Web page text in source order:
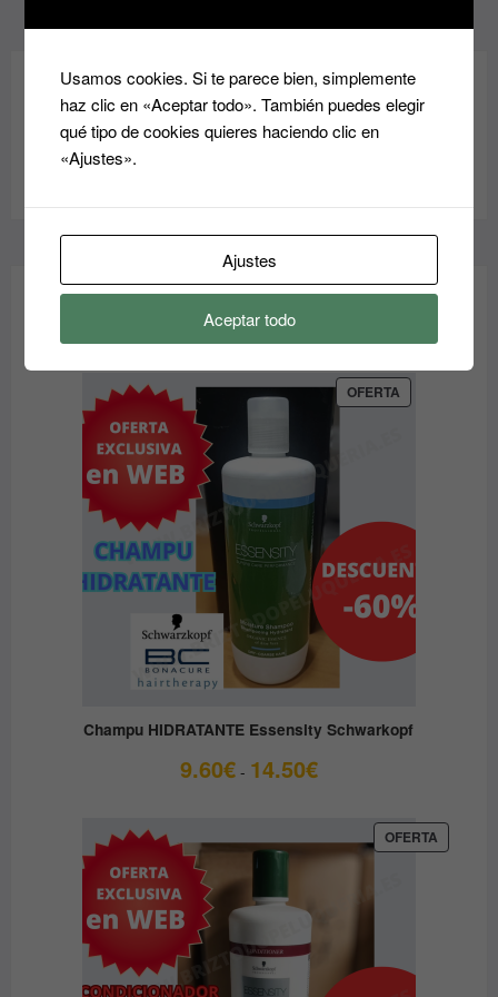
MARCAS
OFERTAS - OUTLET
OFERTAPRODUCTO
EN
Champu HIDRATANTE Essensity Schwarkopf
9.60€ - 14.50€Rango
9.60€
OFERTA
EN
Usamos cookies. Si te parece bien, simplemente
haz clic en «Aceptar todo». También puedes elegir
qué tipo de cookies quieres haciendo clic en
«Ajustes».
Ajustes
Aceptar todo